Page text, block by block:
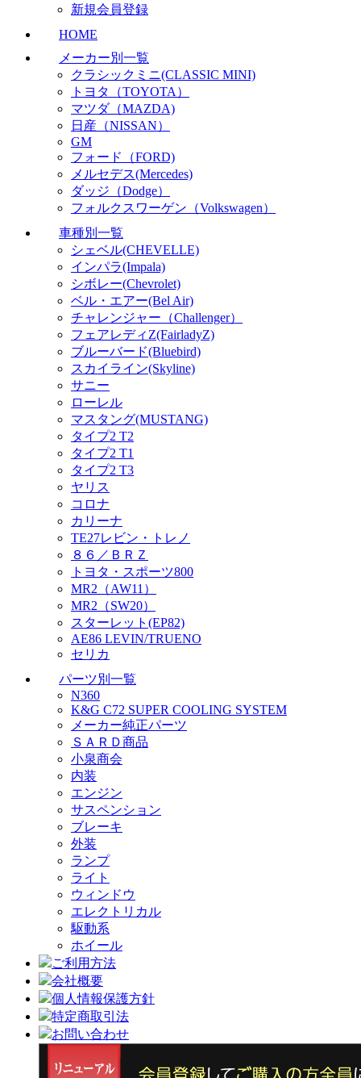
新規会員登録
HOME
メーカー別一覧
クラシックミニ(CLASSIC MINI)
トヨタ（TOYOTA）
マツダ（MAZDA)
日産（NISSAN）
GM
フォード（FORD)
メルセデス(Mercedes)
ダッジ（Dodge）
フォルクスワーゲン（Volkswagen）
車種別一覧
シェベル(CHEVELLE)
インパラ(Impala)
シボレー(Chevrolet)
ベル・エアー(Bel Air)
チャレンジャー（Challenger）
フェアレディZ(FairladyZ)
ブルーバード(Bluebird)
スカイライン(Skyline)
サニー
ローレル
マスタング(MUSTANG)
タイプ2 T2
タイプ2 T1
タイプ2 T3
ヤリス
コロナ
カリーナ
TE27レビン・トレノ
８６／ＢＲＺ
トヨタ・スポーツ800
MR2（AW11）
MR2（SW20）
スターレット(EP82)
AE86 LEVIN/TRUENO
セリカ
パーツ別一覧
N360
K&G C72 SUPER COOLING SYSTEM
メーカー純正パーツ
ＳＡＲＤ商品
小泉商会
内装
エンジン
サスペンション
ブレーキ
外装
ランプ
ライト
ウィンドウ
エレクトリカル
駆動系
ホイール
ご利用方法
会社概要
個人情報保護方針
特定商取引法
お問い合わせ